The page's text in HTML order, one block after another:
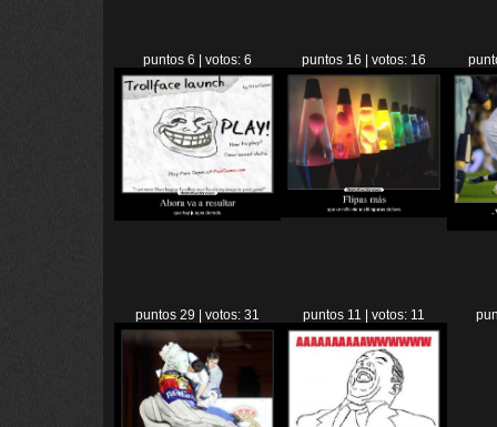
puntos 6 | votos: 6 puntos 16 | votos: 16
puntos 29 | votos: 31 puntos 11 | votos: 11